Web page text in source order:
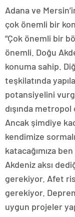
Adana ve
çok önemli bir
“Çok önemli bir
önemli. Doğu
konuma sahip.
teşkilatında
potansiyelini
dışında
Ancak şimdiye
kendimize
katacağımıza
Akdeniz aksı
gerekiyor. Afet
gerekiyor.
uygun projeler